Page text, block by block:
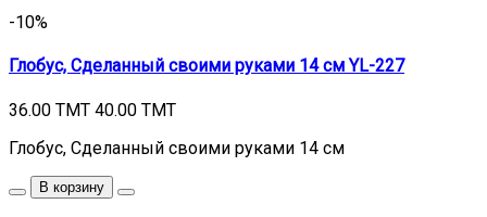
-10%
Глобус, Сделанный своими руками 14 см YL-227
36.00 TMT 40.00 TMT
Глобус, Сделанный своими руками 14 см
В корзину